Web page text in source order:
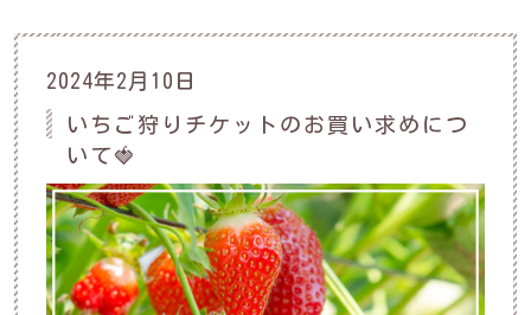
2024年2月10日
いちご狩りチケットのお買い求めにつ
いて🍓